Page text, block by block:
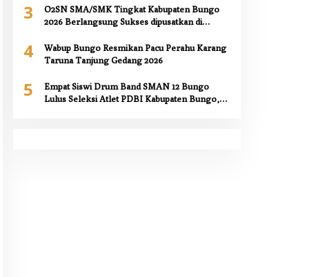
3
O2SN SMA/SMK Tingkat Kabupaten Bungo
2026 Berlangsung Sukses dipusatkan di
4
Wabup Bungo Resmikan Pacu Perahu Karang
Taruna Tanjung Gedang 2026
5
Empat Siswi Drum Band SMAN 12 Bungo
Lulus Seleksi Atlet PDBI Kabupaten Bungo,